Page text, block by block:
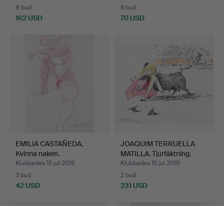
8 bud
162 USD
6 bud
70 USD
EMILIA CASTAÑEDA.
Kvinna naken.
Klubbades 15 jul 2019
3 bud
42 USD
JOAQUIM TERRUELLA
MATILLA. Tjurfäktning.
Klubbades 15 jul 2019
2 bud
231 USD